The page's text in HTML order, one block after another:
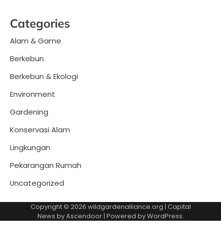
Categories
Alam & Game
Berkebun
Berkebun & Ekologi
Environment
Gardening
Konservasi Alam
Lingkungan
Pekarangan Rumah
Uncategorized
Copyright © 2026 wildgardenalliance.org | Capital
News byAscendoor| Powered byWordPress.